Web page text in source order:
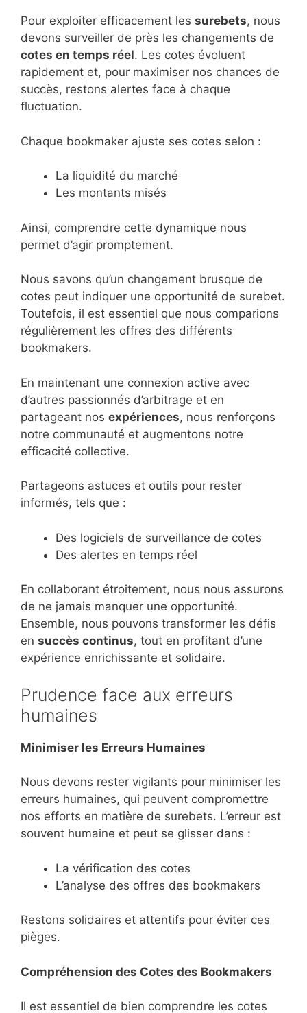
Pour exploiter efficacement les surebets, nous
devons surveiller de près les changements de
cotes en temps réel. Les cotes évoluent
rapidement et, pour maximiser nos chances de
succès, restons alertes face à chaque
fluctuation.
Chaque bookmaker ajuste ses cotes selon :
La liquidité du marché
Les montants misés
Ainsi, comprendre cette dynamique nous
permet d’agir promptement.
Nous savons qu’un changement brusque de
cotes peut indiquer une opportunité de surebet.
Toutefois, il est essentiel que nous comparions
régulièrement les offres des différents
bookmakers.
En maintenant une connexion active avec
d’autres passionnés d’arbitrage et en
partageant nos expériences, nous renforçons
notre communauté et augmentons notre
efficacité collective.
Partageons astuces et outils pour rester
informés, tels que :
Des logiciels de surveillance de cotes
Des alertes en temps réel
En collaborant étroitement, nous nous assurons
de ne jamais manquer une opportunité.
Ensemble, nous pouvons transformer les défis
en succès continus, tout en profitant d’une
expérience enrichissante et solidaire.
Prudence face aux erreurs
humaines
Minimiser les Erreurs Humaines
Nous devons rester vigilants pour minimiser les
erreurs humaines, qui peuvent compromettre
nos efforts en matière de surebets. L’erreur est
souvent humaine et peut se glisser dans :
La vérification des cotes
L’analyse des offres des bookmakers
Restons solidaires et attentifs pour éviter ces
pièges.
Compréhension des Cotes des Bookmakers
Il est essentiel de bien comprendre les cotes